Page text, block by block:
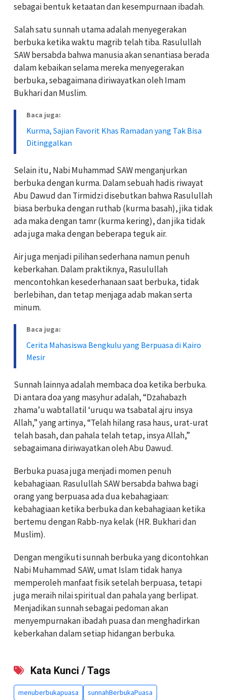
sebagai bentuk ketaatan dan kesempurnaan ibadah.
Salah satu sunnah utama adalah menyegerakan
berbuka ketika waktu magrib telah tiba. Rasulullah
SAW bersabda bahwa manusia akan senantiasa berada
dalam kebaikan selama mereka menyegerakan
berbuka, sebagaimana diriwayatkan oleh Imam
Bukhari dan Muslim.
Baca juga:
Kurma, Sajian Favorit Khas Ramadan yang Tak Bisa
Ditinggalkan
Selain itu, Nabi Muhammad SAW menganjurkan
berbuka dengan kurma. Dalam sebuah hadis riwayat
Abu Dawud dan Tirmidzi disebutkan bahwa Rasulullah
biasa berbuka dengan ruthab (kurma basah), jika tidak
ada maka dengan tamr (kurma kering), dan jika tidak
ada juga maka dengan beberapa teguk air.
Air juga menjadi pilihan sederhana namun penuh
keberkahan. Dalam praktiknya, Rasulullah
mencontohkan kesederhanaan saat berbuka, tidak
berlebihan, dan tetap menjaga adab makan serta
minum.
Baca juga:
Cerita Mahasiswa Bengkulu yang Berpuasa di Kairo
Mesir
Sunnah lainnya adalah membaca doa ketika berbuka.
Di antara doa yang masyhur adalah, “Dzahabazh
zhama’u wabtallatil ‘uruqu wa tsabatal ajru insya
Allah,” yang artinya, “Telah hilang rasa haus, urat-urat
telah basah, dan pahala telah tetap, insya Allah,”
sebagaimana diriwayatkan oleh Abu Dawud.
Berbuka puasa juga menjadi momen penuh
kebahagiaan. Rasulullah SAW bersabda bahwa bagi
orang yang berpuasa ada dua kebahagiaan:
kebahagiaan ketika berbuka dan kebahagiaan ketika
bertemu dengan Rabb-nya kelak (HR. Bukhari dan
Muslim).
Dengan mengikuti sunnah berbuka yang dicontohkan
Nabi Muhammad SAW, umat Islam tidak hanya
memperoleh manfaat fisik setelah berpuasa, tetapi
juga meraih nilai spiritual dan pahala yang berlipat.
Menjadikan sunnah sebagai pedoman akan
menyempurnakan ibadah puasa dan menghadirkan
keberkahan dalam setiap hidangan berbuka.
Kata Kunci / Tags
menuberbukapuasa sunnahBerbukaPuasa